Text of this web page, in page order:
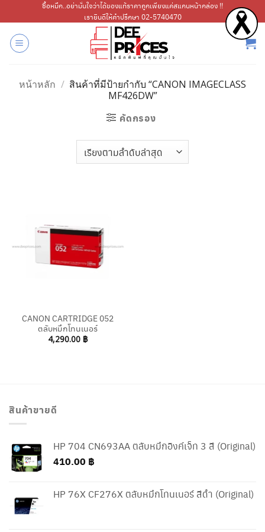
ไป
เนื้อหา
ซื้อหมึก..อย่ามั่นใจว่าได้ของแท้ราคาถูกเพียงแค่สแกนหน้ากล่อง !!
เรายินดีให้คำปรึกษา 02-5740470
หน้าหลัก / สินค้าที่มีป้ายกำกับ “CANON IMAGECLASS
MF426DW”
คัดกรอง
CANON CARTRIDGE 052
ตลับหมึกโทนเนอร์
4,290.00 ฿
สินค้าขายดี
HP 704 CN693AA ตลับหมึกอิงค์เจ็ท 3 สี (Original)
410.00 ฿
HP 76X CF276X ตลับหมึกโทนเนอร์ สีดำ (Original)